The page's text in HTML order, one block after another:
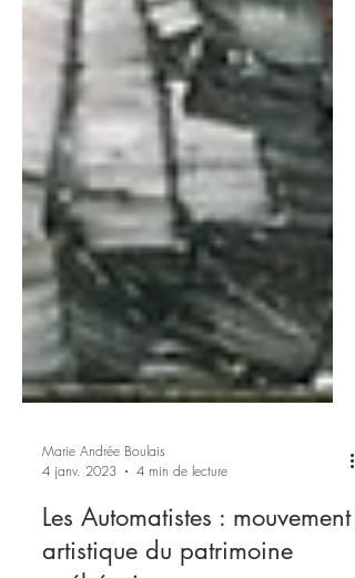
4 janv. 2023
4 min de lecture
Les Automatistes : mouvement